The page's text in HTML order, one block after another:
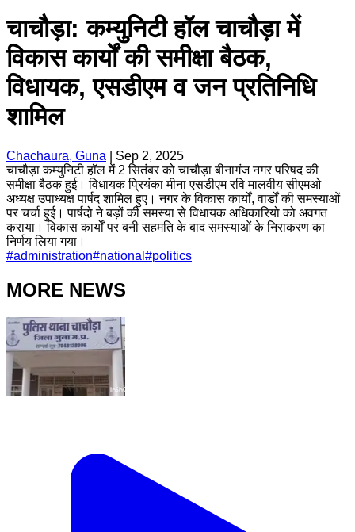
चाचौड़ा: कम्युनिटी हॉल चाचौड़ा में
विकास कार्यों की समीक्षा बैठक,
विधायक, एसडीएम व जन प्रतिनिधि
शामिल
Chachaura, Guna
Sep 2, 2025
चाचौड़ा कम्युनिटी हॉल में 2 सितंबर को चाचौड़ा बीनागंज नगर परिषद की
समीक्षा बैठक हुई। विधायक प्रियंका मीना एसडीएम रवि मालवीय सीएमओ
अध्यक्ष उपाध्यक्ष पार्षद शामिल हुए। नगर के विकास कार्यों, वार्डों की समस्याओं
पर चर्चा हुई। पार्षदो ने बड़ों की समस्या से विधायक अधिकारियो को अवगत
कराया। विकास कार्यों पर बनी सहमति के बाद समस्याओं के निराकरण का
निर्णय लिया गया।
#administration#national #politics
MORE NEWS